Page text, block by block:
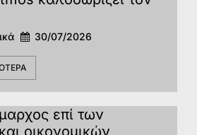
30/07/2026
επί των
οικονομικών